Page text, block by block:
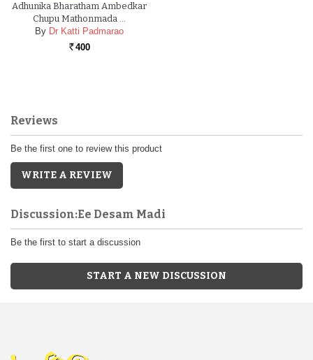
Adhunika Bharatham Ambedkar
Chupu Mathonmada …
By Dr Katti Padmarao
Rs. 400
Reviews
Be the first one to review this product
WRITE A REVIEW
Discussion:Ee Desam Madi
Be the first to start a discussion
START A NEW DISCUSSION